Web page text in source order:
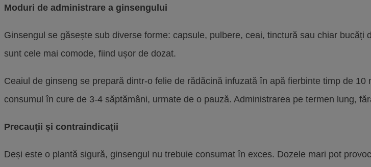
Moduri de administrare a ginsengului
Ginsengul se găsește sub diverse forme: capsule, pulbere, ceai, tinctură sau chiar
sunt cele mai comode, fiind ușor de dozat.
Ceaiul de ginseng se prepară dintr-o felie de rădăcină infuzată în apă fierbinte timp de
consumul în cure de 3-4 săptămâni, urmate de o pauză. Administrarea pe termen lung,
Precauții și contraindicații
Deși este o plantă sigură, ginsengul nu trebuie consumat în exces. Dozele mari pot